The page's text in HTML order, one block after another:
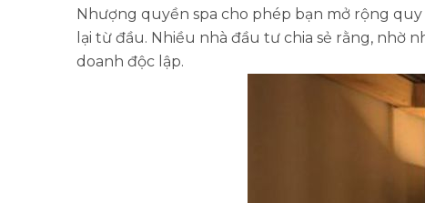
Nhượng quyền spa cho phép bạn mở rộng
lại từ đầu. Nhiều nhà đầu tư chia sẻ rằng, nhờ
doanh độc lập.